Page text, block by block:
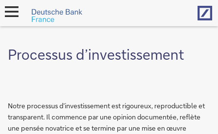
open
navigation
Processus d’investissement
Notre processus d’investissement est rigoureux, reproductible et
transparent. Il commence par une opinion documentée, reflète
une pensée novatrice et se termine par une mise en œuvre